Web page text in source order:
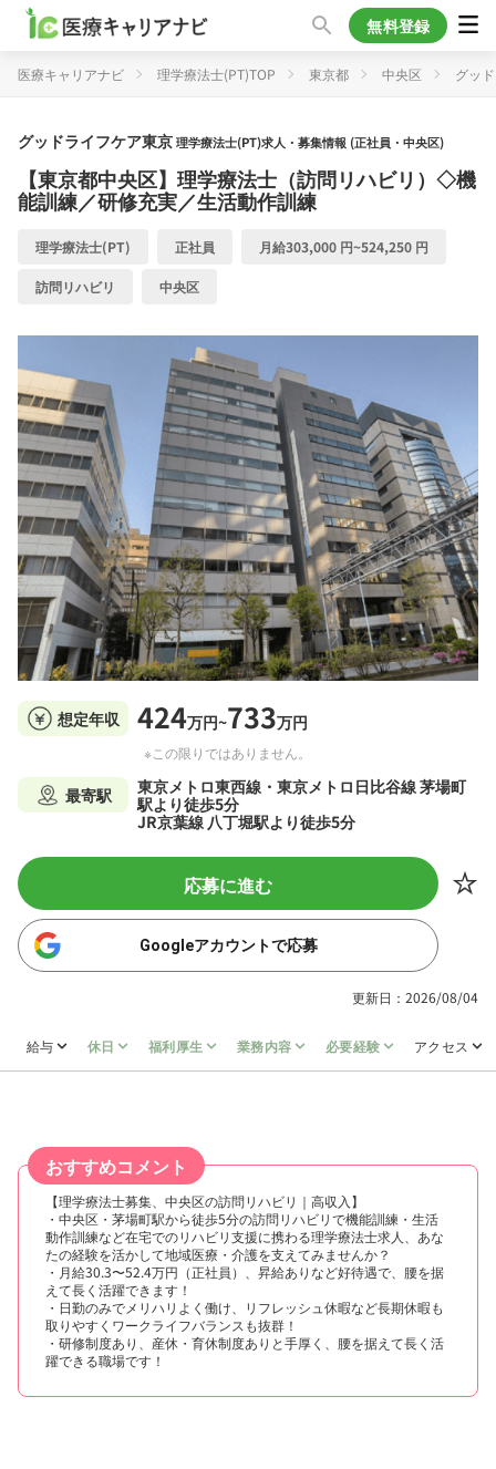
無料登録
医療キャリアナビ 理学療法士(PT)TOP 東京都 中央区 グッ
グッドライフケア東京理学療法士(PT)求人・募集情報 (正社員・中央区)
【東京都中央区】理学療法士（訪問リハビリ）◇機
能訓練／研修充実／生活動作訓練
理学療法士(PT) 正社員 月給303,000 円~524,250 円
訪問リハビリ 中央区
想定年収 424万円~733万円
※この限りではありません。
最寄駅
東京メトロ東西線・東京メトロ日比谷線 茅場町
駅より徒歩5分
JR京葉線 八丁堀駅より徒歩5分
応募に進む
Googleアカウントで応募
更新日：2026/08/04
給与 休日 福利厚生 業務内容 必要経験 アクセス
おすすめコメント
【理学療法士募集、中央区の訪問リハビリ｜高収入】
・中央区・茅場町駅から徒歩5分の訪問リハビリで機能訓練・生活
動作訓練など在宅でのリハビリ支援に携わる理学療法士求人、あな
たの経験を活かして地域医療・介護を支えてみませんか？
・月給30.3〜52.4万円（正社員）、昇給ありなど好待遇で、腰を据
えて長く活躍できます！
・日勤のみでメリハリよく働け、リフレッシュ休暇など長期休暇も
取りやすくワークライフバランスも抜群！
・研修制度あり、産休・育休制度ありと手厚く、腰を据えて長く活
躍できる職場です！